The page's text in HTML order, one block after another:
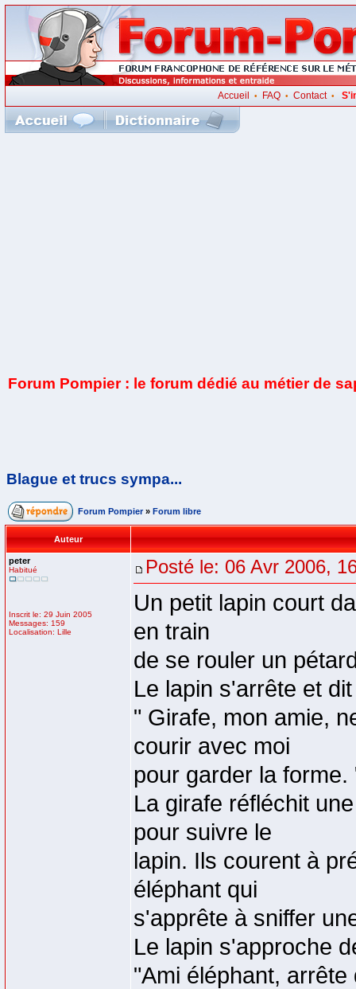
Accueil • FAQ• Contact•
Forum Pompier : le forum dédié au métier de
Blague et trucs sympa...
Forum Pompier » Forum libre
Auteur
peter
Habitué
Inscrit le: 29 Juin 2005
Messages: 159
Localisation: Lille
Posté le: 06 Avr 2006,
Un petit lapin court
en train
de se rouler un
Le lapin s'arrête et
" Girafe, mon amie,
courir avec moi
pour garder la forme.
La girafe réfléchit
pour suivre le
lapin. Ils courent à
éléphant qui
s'apprête à sniffer
Le lapin s'approche
"Ami éléphant,